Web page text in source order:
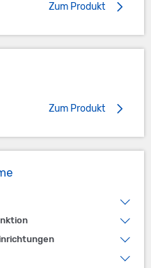
Zum Produkt
Zum Produkt